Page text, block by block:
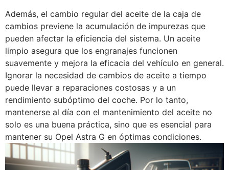
Además, el cambio regular del aceite de la caja de
cambios previene la acumulación de impurezas que
pueden afectar la eficiencia del sistema. Un aceite
limpio asegura que los engranajes funcionen
suavemente y mejora la eficacia del vehículo en general.
Ignorar la necesidad de cambios de aceite a tiempo
puede llevar a reparaciones costosas y a un
rendimiento subóptimo del coche. Por lo tanto,
mantenerse al día con el mantenimiento del aceite no
solo es una buena práctica, sino que es esencial para
mantener su Opel Astra G en óptimas condiciones.